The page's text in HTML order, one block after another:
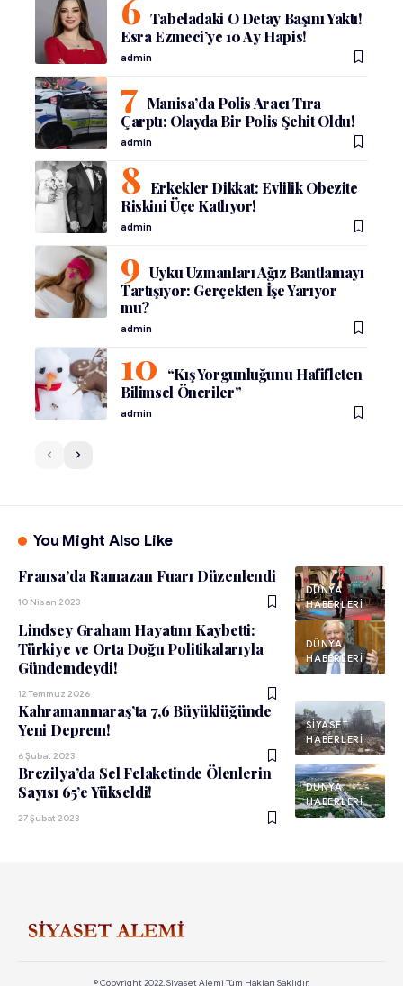
Tabeladaki O Detay Başını Yaktı!
Esra Ezmeci’ye 10 Ay Hapis!
admin
Manisa’da Polis Aracı Tıra
Çarptı: Olayda Bir Polis Şehit Oldu!
admin
Erkekler Dikkat: Evlilik Obezite
Riskini Üçe Katlıyor!
admin
Uyku Uzmanları Ağız Bantlamayı
Tartışıyor: Gerçekten İşe Yarıyor
mu?
admin
“Kış Yorgunluğunu Hafifleten
Bilimsel Öneriler”
admin
You Might Also Like
DÜNYA
HABERLERI
Fransa’da Ramazan Fuarı Düzenlendi
10 Nisan 2023
DÜNYA
HABERLERI
Lindsey Graham Hayatını Kaybetti:
Türkiye ve Orta Doğu Politikalarıyla
Gündemdeydi!
12 Temmuz 2026
SIYASET
HABERLERI
Kahramanmaraş’ta 7,6 Büyüklüğünde
Yeni Deprem!
6 Şubat 2023
DÜNYA
HABERLERI
Brezilya’da Sel Felaketinde Ölenlerin
Sayısı 65’e Yükseldi!
27 Şubat 2023
© Copyright 2022, Siyaset Alemi Tüm Hakları Saklıdır.